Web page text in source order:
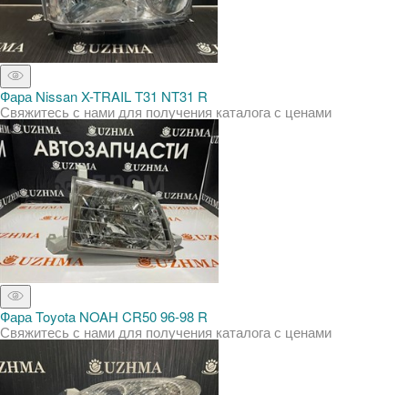
Фара Nissan X-TRAIL T31 NT31 R
Свяжитесь с нами для получения каталога с ценами
Фара Toyota NOAH CR50 96-98 R
Свяжитесь с нами для получения каталога с ценами